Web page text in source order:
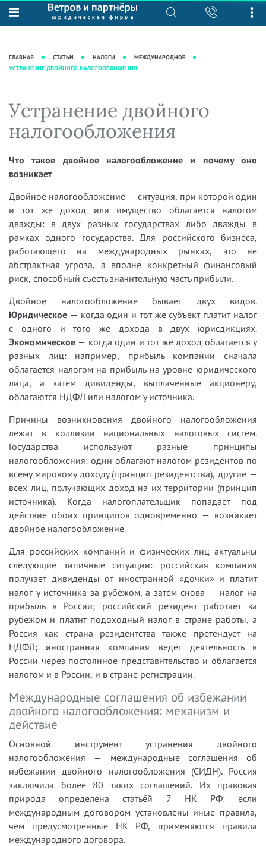
О нас
Рекомендации
Преимущества юридической
фирмы
Кейсы
Вакансии
Юридические услуги
Интеллектуальная собственность
Налоговая практика
Сопровождение бизнеса
Защита активов
База знаний
практики"
Новости
Аудиоподкасты
Видеоподкасты
Справочная
Вопросы-ответы
Вебинары и семинары
Прямые эфиры
ГЛАВНАЯ СТАТЬИ НАЛОГИ
МЕЖДУНАРОДНОЕ
УСТРАНЕНИЕ ДВОЙНОГО НАЛОГООБЛОЖЕНИЯ
Устранение двойного
налогообложения
Что такое двойное налогообложение и почему оно
возникает
Двойное налогообложение — ситуация, при которой один
и тот же доход или имущество облагается налогом
дважды: в двух разных государствах либо дважды в
рамках одного государства. Для российского бизнеса,
работающего на международных рынках, это не
абстрактная угроза, а вполне конкретный финансовый
риск, способный съесть значительную часть прибыли.
Двойное налогообложение бывает двух видов.
Юридическое — когда один и тот же субъект платит налог
с одного и того же дохода в двух юрисдикциях.
Экономическое — когда один и тот же доход облагается у
разных лиц: например, прибыль компании сначала
облагается налогом на прибыль на уровне юридического
лица, а затем дивиденды, выплаченные акционеру,
облагаются НДФЛ или налогом у источника.
Причины возникновения двойного налогообложения
лежат в коллизии национальных налоговых систем.
Государства используют разные принципы
налогообложения: одни облагают налогом резидентов по
всему мировому доходу (принцип резидентства), другие —
всех лиц, получающих доход на их территории (принцип
источника). Когда налогоплательщик попадает под
действие обоих принципов одновременно — возникает
двойное налогообложение.
Для российских компаний и физических лиц актуальны
следующие типичные ситуации: российская компания
получает дивиденды от иностранной «дочки» и платит
налог у источника за рубежом, а затем снова — налог на
прибыль в России; российский резидент работает за
рубежом и платит подоходный налог в стране работы, а
Россия как страна резидентства также претендует на
НДФЛ; иностранная компания ведёт деятельность в
России через постоянное представительство и облагается
налогом и в России, и в стране регистрации.
Международные соглашения об избежании
двойного налогообложения: механизм и
действие
Основной инструмент устранения двойного
налогообложения — международные соглашения об
избежании двойного налогообложения (СИДН). Россия
заключила более 80 таких соглашений. Их правовая
природа определена статьёй 7 НК РФ: если
международным договором установлены иные правила,
чем предусмотренные НК РФ, применяются правила
международного договора.